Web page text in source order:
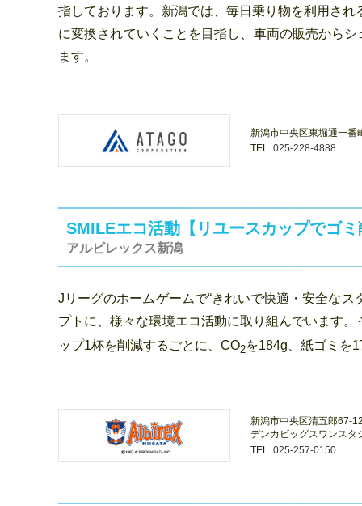
指しております。新潟では、毎日乗り物を利用さ
に変換されていくことを目指し、車両の販売から
ます。
新潟市中央区東堀通一番
TEL. 025-228-4888
SMILEエコ活動【リユースカップでゴ
アルビレックス新潟
Jリーグのホームゲームで“きれいで快適・安全な
プトに、様々な環境エコ活動に取り組んでいます
ップ1杯を削減するごとに、CO2を184g、紙ゴミを
新潟市中央区清五郎67-
デンカビッグスワンスタ
TEL. 025-257-0150